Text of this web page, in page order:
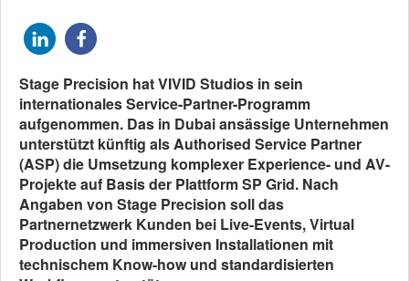
Stage Precision hat VIVID Studios in sein
internationales Service-Partner-Programm
aufgenommen. Das in Dubai ansässige Unternehmen
unterstützt künftig als Authorised Service Partner
(ASP) die Umsetzung komplexer Experience- und AV-
Projekte auf Basis der Plattform SP Grid. Nach
Angaben von Stage Precision soll das
Partnernetzwerk Kunden bei Live-Events, Virtual
Production und immersiven Installationen mit
technischem Know-how und standardisierten